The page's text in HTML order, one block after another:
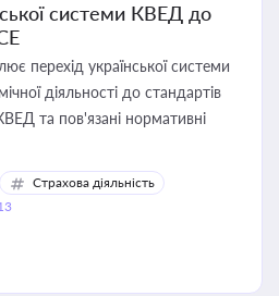
системи КВЕД до
перехід української системи
діяльності до стандартів
та пов'язані нормативні
Страхова діяльність